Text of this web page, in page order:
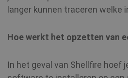
langer kunnen traceren welke
Hoe werkt het opzetten van
In het geval van Shellfire hoef